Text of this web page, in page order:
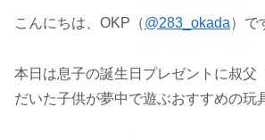
こんにちは、OKP（@283_okada）で
本日は息子の誕生日プレゼントに叔父
だいた子供が夢中で遊ぶおすすめの玩